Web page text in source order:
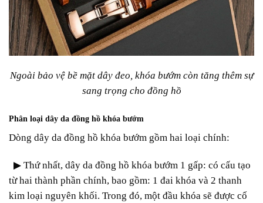
Ngoài bảo vệ bề mặt dây đeo, khóa bướm còn tăng thêm sự
sang trọng cho đồng hồ
Phân loại dây da đồng hồ khóa bướm
Dòng dây da đồng hồ khóa bướm gồm hai loại chính:
▶ Thứ nhất, dây da đồng hồ khóa bướm 1 gấp: có cấu tạo
từ hai thành phần chính, bao gồm: 1 đai khóa và 2 thanh
kim loại nguyên khối. Trong đó, một đầu khóa sẽ được cố